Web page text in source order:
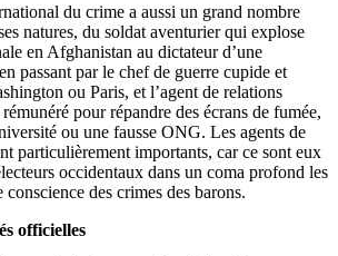
du crime a aussi un grand nombre
natures, du soldat aventurier qui explose
en Afghanistan au dictateur d’une
passant par le chef de guerre cupide et
ou Paris, et l’agent de relations
pour répandre des écrans de fumée,
ou une fausse ONG. Les agents de
particulièrement importants, car ce sont eux
occidentaux dans un coma profond les
des crimes des barons.
officielles